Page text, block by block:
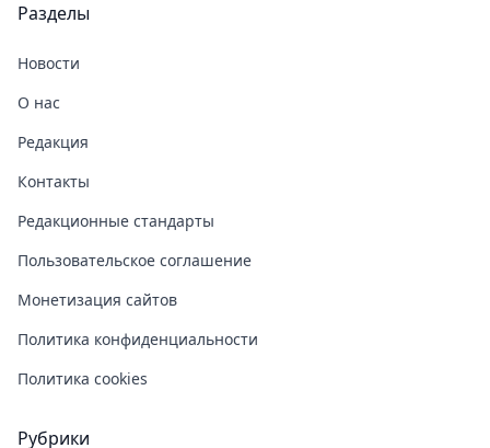
Разделы
Новости
О нас
Редакция
Контакты
Редакционные стандарты
Пользовательское соглашение
Монетизация сайтов
Политика конфиденциальности
Политика cookies
Рубрики